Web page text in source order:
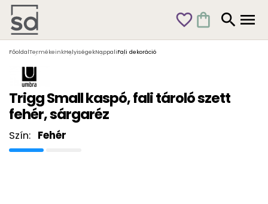
favorite_outline shopping_bag search menu
FőoldalTermékeinkHelyiségekNappaliFali dekoráció
Trigg Small kaspó, fali tároló szett
fehér, sárgaréz
Szín: Fehér